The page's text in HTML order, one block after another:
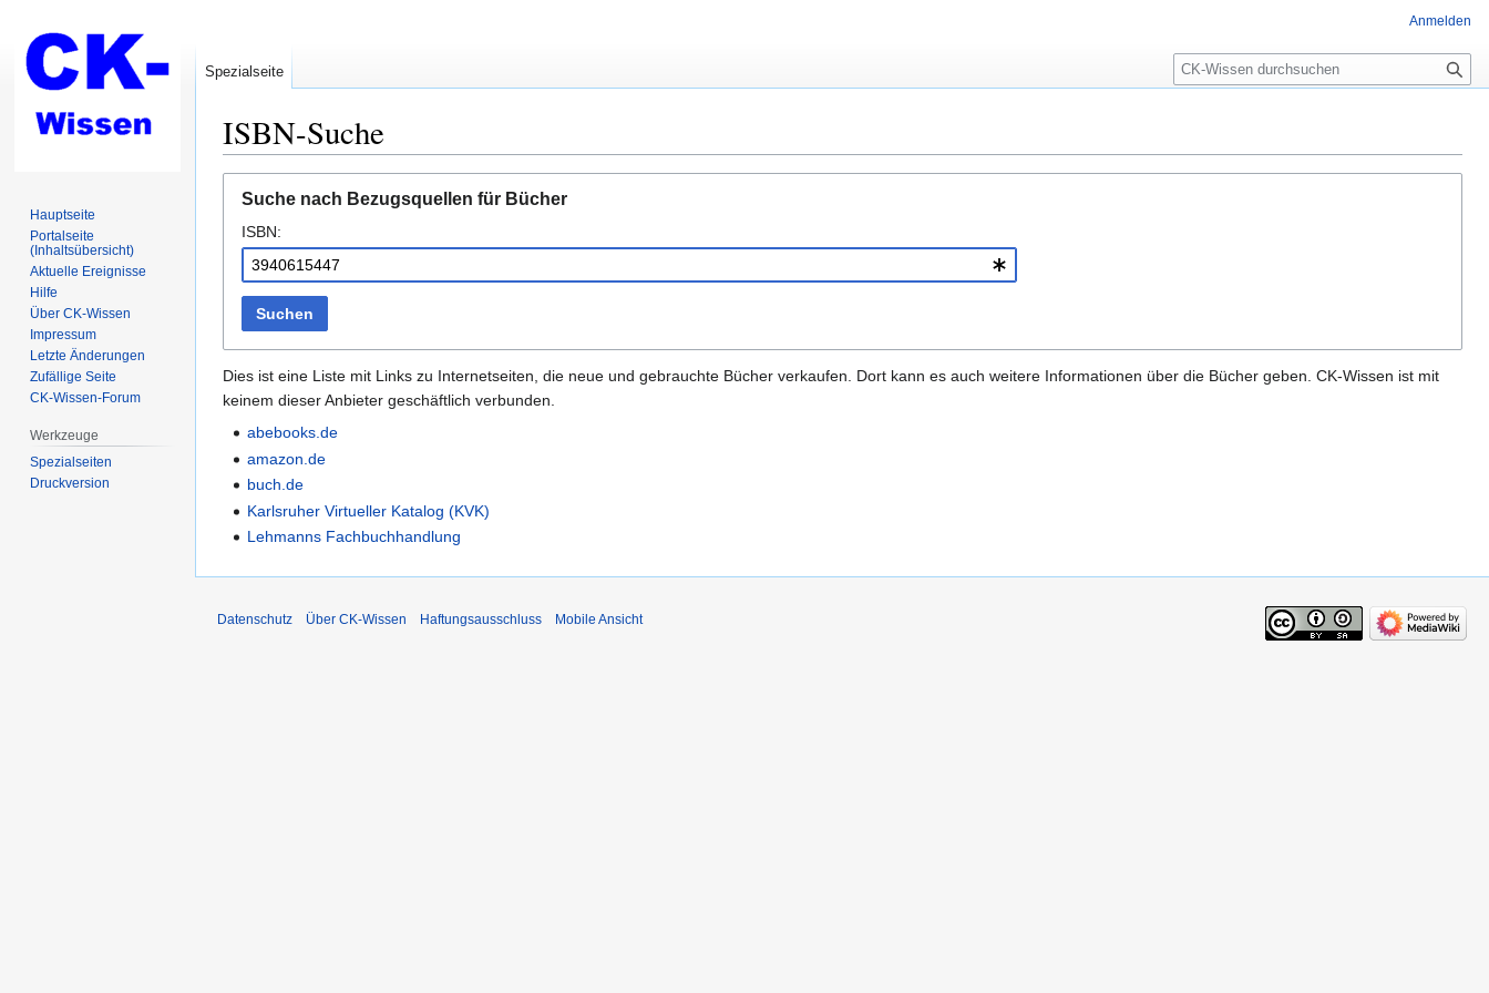
ISBN-Suche
Navigation
springen
Suche
springen
Suche nach Bezugsquellen für Bücher
ISBN:
Suchen
Dies ist eine Liste mit Links zu Internetseiten, die neue und gebrauchte Bücher verkaufen. Dort kann es auch weitere Informationen über die Bücher geben. CK-Wissen ist mit
keinem dieser Anbieter geschäftlich verbunden.
abebooks.de
amazon.de
buch.de
Karlsruher Virtueller Katalog (KVK)
Lehmanns Fachbuchhandlung
Anmelden
Spezialseite
Suche
Hauptseite
Portalseite
(Inhaltsübersicht)
Aktuelle Ereignisse
Hilfe
Über CK-Wissen
Impressum
Letzte Änderungen
Zufällige Seite
CK-Wissen-Forum
Werkzeuge
Spezialseiten
Druckversion
Datenschutz Über CK-Wissen Haftungsausschluss Mobile Ansicht